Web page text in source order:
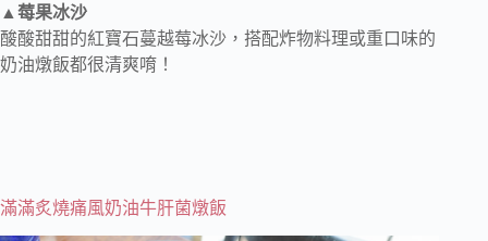
▲莓果冰沙
酸酸甜甜的紅寶石蔓越莓冰沙，搭配炸物料理或重口味的
奶油燉飯都很清爽唷！
滿滿炙燒痛風奶油牛肝菌燉飯